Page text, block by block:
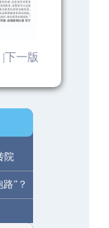
下一版
|
院
”？